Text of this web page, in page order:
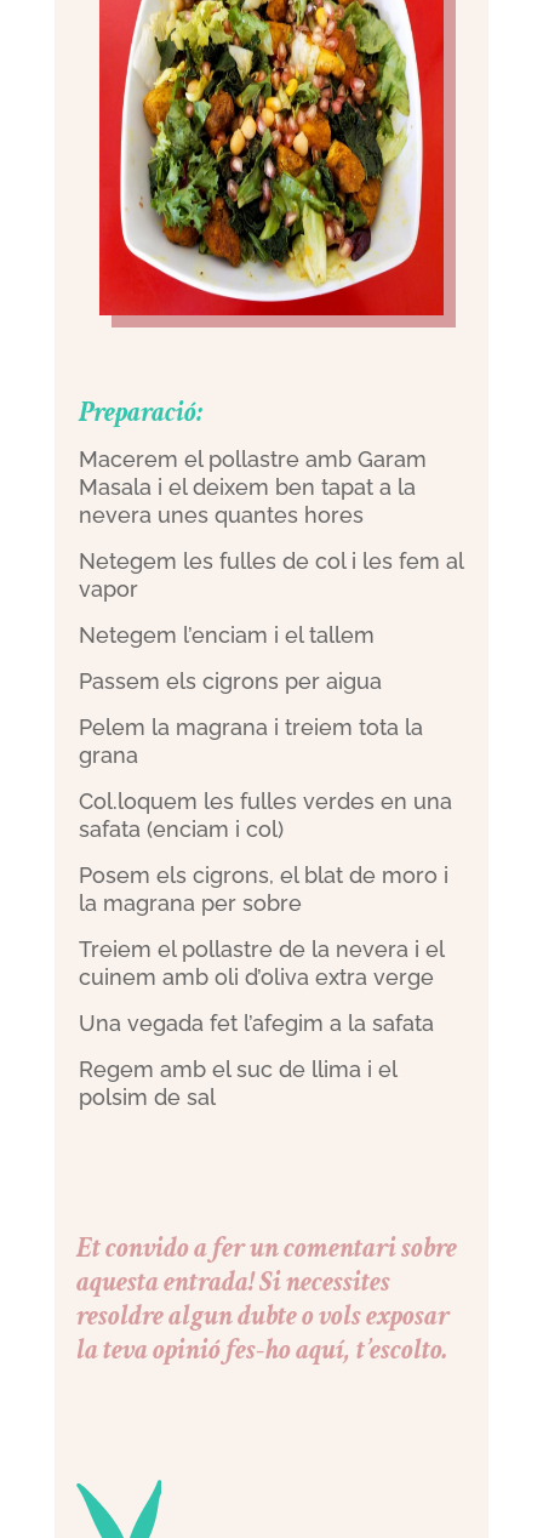
Preparació:
Macerem el pollastre amb Garam
Masala i el deixem ben tapat a la
nevera unes quantes hores
Netegem les fulles de col i les fem al
vapor
Netegem l’enciam i el tallem
Passem els cigrons per aigua
Pelem la magrana i treiem tota la
grana
Col.loquem les fulles verdes en una
safata (enciam i col)
Posem els cigrons, el blat de moro i
la magrana per sobre
Treiem el pollastre de la nevera i el
cuinem amb oli d’oliva extra verge
Una vegada fet l’afegim a la safata
Regem amb el suc de llima i el
polsim de sal
Et convido a fer un comentari sobre
aquesta entrada! Si necessites
resoldre algun dubte o vols exposar
la teva opinió fes-ho aquí, t’escolto.